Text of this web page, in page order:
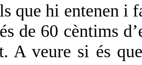
que hi entenen i
de 60 cèntims
A veure si és